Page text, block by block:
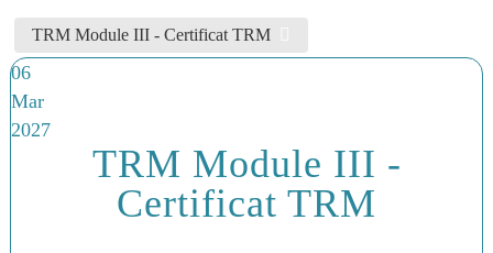
TRM Module III - Certificat TRM
06
Mar
2027
TRM Module III -
Certificat TRM